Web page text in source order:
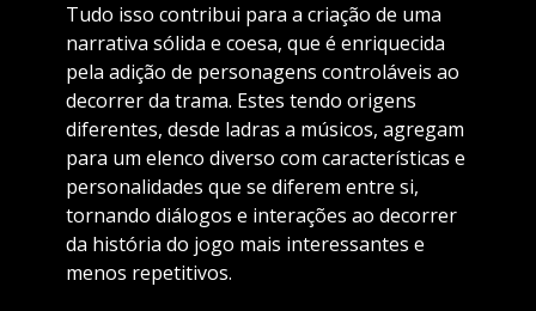
Tudo isso contribui para a criação de uma
narrativa sólida e coesa, que é enriquecida
pela adição de personagens controláveis ao
decorrer da trama. Estes tendo origens
diferentes, desde ladras a músicos, agregam
para um elenco diverso com características e
personalidades que se diferem entre si,
tornando diálogos e interações ao decorrer
da história do jogo mais interessantes e
menos repetitivos.